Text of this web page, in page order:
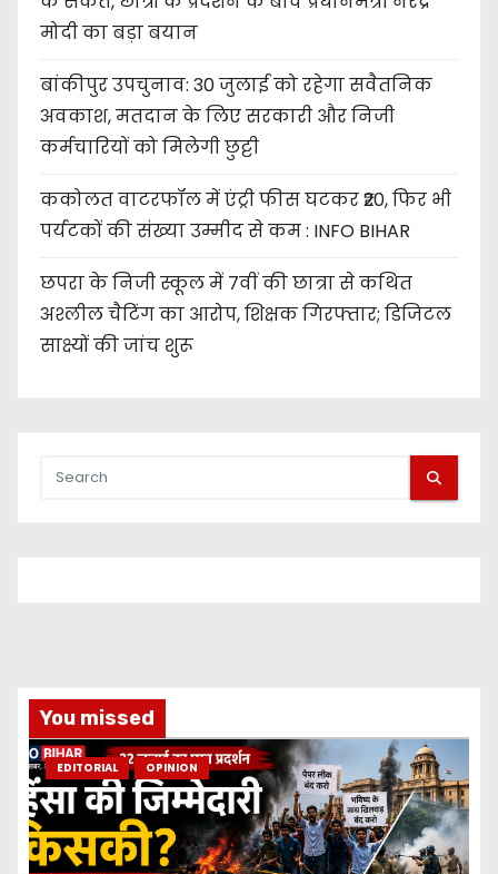
मोदी का बड़ा बयान
बांकीपुर उपचुनाव: 30 जुलाई को रहेगा सवैतनिक
अवकाश, मतदान के लिए सरकारी और निजी
कर्मचारियों को मिलेगी छुट्टी
ककोलत वाटरफॉल में एंट्री फीस घटकर ₹20, फिर भी
पर्यटकों की संख्या उम्मीद से कम : INFO BIHAR
छपरा के निजी स्कूल में 7वीं की छात्रा से कथित
अश्लील चैटिंग का आरोप, शिक्षक गिरफ्तार; डिजिटल
साक्ष्यों की जांच शुरू
You missed
EDITORIAL OPINION